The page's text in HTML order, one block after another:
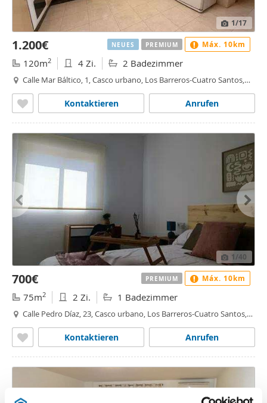
1/17
1.200€
120m2 4 Zi. 2 Badezimmer
Calle Mar Báltico, 1, Casco urbano, Los Barreros-Cuatro Santos,
Anrufen
Kontaktieren
NEUES PREMIUM Máx. 10km
1/40
700€
75m2 2 Zi. 1 Badezimmer
Calle Pedro Díaz, 23, Casco urbano, Los Barreros-Cuatro Santos,
Anrufen
Kontaktieren
PREMIUM Máx. 10km